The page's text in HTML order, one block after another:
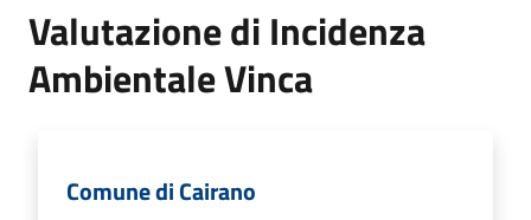
Valutazione di Incidenza
Ambientale Vinca
Comune di Cairano